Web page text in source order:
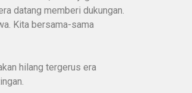
datang memberi dukungan.
Kita bersama-sama
hilang tergerus era